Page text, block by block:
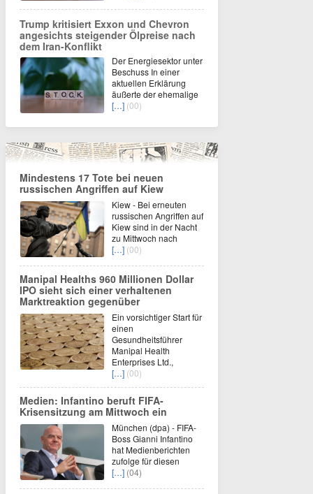
Trump kritisiert Exxon und Chevron
angesichts steigender Ölpreise nach
dem Iran-Konflikt
Der Energiesektor unter
Beschuss In einer
aktuellen Erklärung
äußerte der ehemalige
[…] (00)
Mindestens 17 Tote bei neuen
russischen Angriffen auf Kiew
Kiew - Bei erneuten
russischen Angriffen auf
Kiew sind in der Nacht
zu Mittwoch nach
[…] (00)
Manipal Healths 960 Millionen Dollar
IPO sieht sich einer verhaltenen
Marktreaktion gegenüber
Ein vorsichtiger Start für
einen
Gesundheitsführer
Manipal Health
Enterprises Ltd.,
[…] (00)
Medien: Infantino beruft FIFA-
Krisensitzung am Mittwoch ein
München (dpa) - FIFA-
Boss Gianni Infantino
hat Medienberichten
zufolge für diesen
[…] (04)